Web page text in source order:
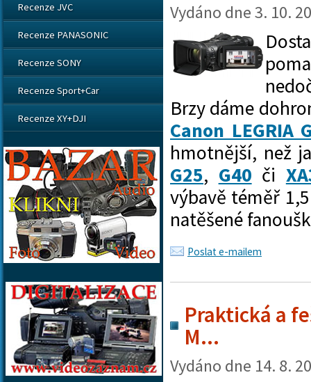
Vydáno dne3. 10.
Brzy dáme
Canon LEGRIA
hmotnější, než
G25, G40 či
výbavě téměř
natěšené
Poslat e-mailem
Praktická a
M...
Vydáno dne 14. 8.
Recenze JVC
Recenze PANASONIC
Recenze SONY
Recenze Sport+Car
Recenze XY+DJI